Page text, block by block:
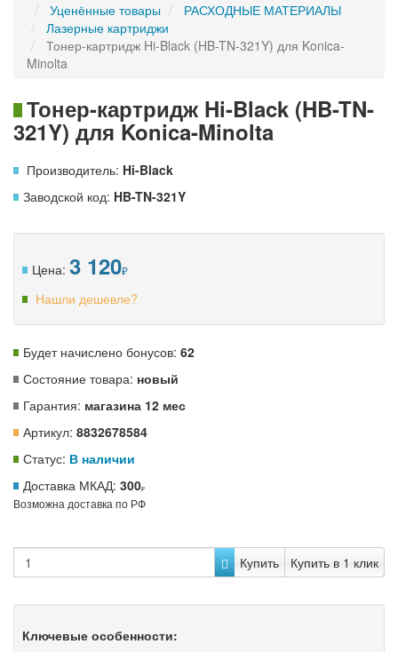
Уценённые товары
РАСХОДНЫЕ МАТЕРИАЛЫ
Лазерные картриджи
Тонер-картридж Hi-Black (HB-TN-321Y) для Konica-
Minolta
Тонер-картридж Hi-Black (HB-TN-
321Y) для Konica-Minolta
Производитель: Hi-Black
Заводской код: HB-TN-321Y
Цена: 3 120
Нашли дешевле?
Будет начислено бонусов: 62
Состояние товара: новый
Гарантия: магазина 12 мес
Артикул: 8832678584
Статус: В наличии
Доставка МКАД: 300
Возможна доставка по РФ
Купить Купить в 1 клик
Ключевые особенности: